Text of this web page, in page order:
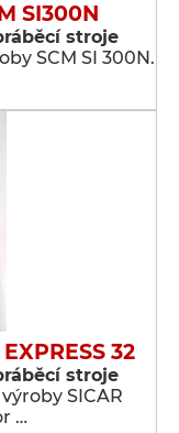
SI300N
stroje
SCM SI 300N.
32
stroje
SICAR
…